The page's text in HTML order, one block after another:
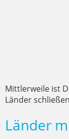
Mittlerweile ist
Länder
Länder